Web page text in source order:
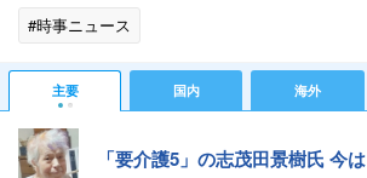
#時事ニュース
主要 国内 海外
「要介護5」の志茂田景樹氏 今は